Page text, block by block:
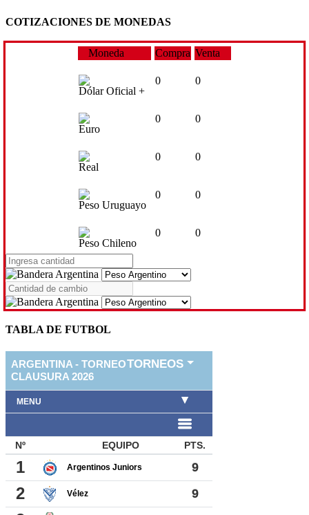
COTIZACIONES DE MONEDAS
Moneda Compra Venta
Dólar Oficial +
0 0
Euro
0 0
Real
0 0
Peso Uruguayo
0 0
Peso Chileno
0 0
TABLA DE FUTBOL